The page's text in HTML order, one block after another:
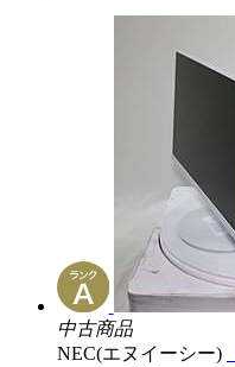
中古商品
NEC(エヌイーシー)